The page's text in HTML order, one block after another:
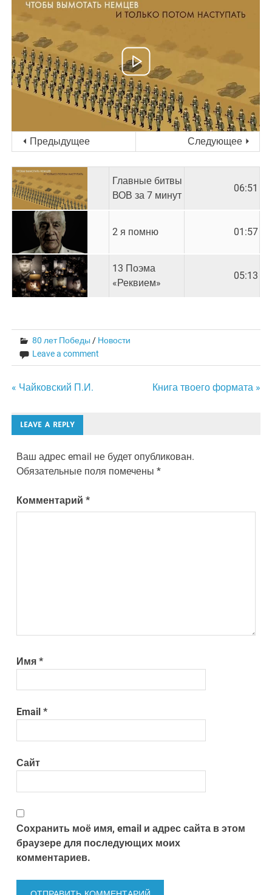
⏴ Предыдущее Следующее ⏵
Главные битвы
ВОВ за 7 минут
06:51
2 я помню 01:57
13 Поэма
«Реквием»
05:13
80 лет Победы / Новости
Leave a comment
Навигация
по
записям
« Чайковский П.И. Книга твоего формата »
LEAVE A REPLY
Ваш адрес email не будет опубликован.
Обязательные поля помечены*
Комментарий*
Имя*
Email*
Сайт
Сохранить моё имя, email и адрес сайта в этом
браузере для последующих моих
комментариев.